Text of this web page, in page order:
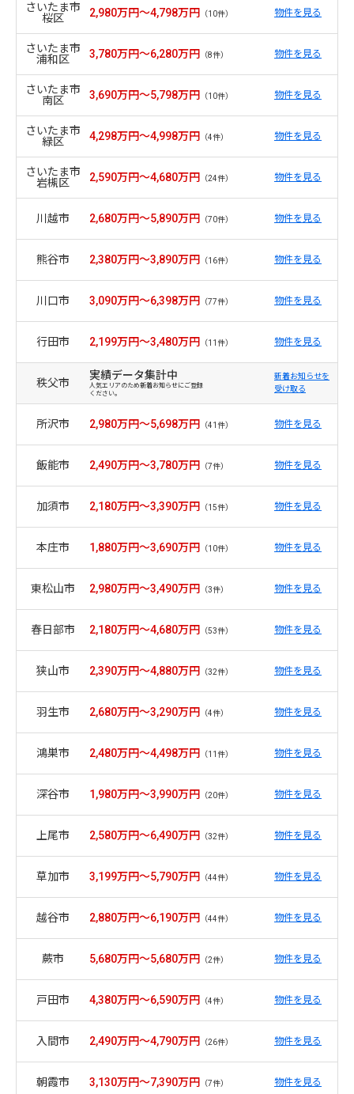
さいたま市
桜区
2,980万円～4,798万円 （10件） 物件を見る
さいたま市
浦和区
3,780万円～6,280万円 （8件） 物件を見る
さいたま市
南区
3,690万円～5,798万円 （10件） 物件を見る
さいたま市
緑区
4,298万円～4,998万円 （4件） 物件を見る
さいたま市
岩槻区
2,590万円～4,680万円 （24件） 物件を見る
川越市 2,680万円～5,890万円 （70件） 物件を見る
熊谷市 2,380万円～3,890万円 （16件） 物件を見る
川口市 3,090万円～6,398万円 （77件） 物件を見る
行田市 2,199万円～3,480万円 （11件） 物件を見る
秩父市
実績データ集計中
人気エリアのため新着お知らせにご登録
ください。
新着お知らせを
受け取る
所沢市 2,980万円～5,698万円 （41件） 物件を見る
飯能市 2,490万円～3,780万円 （7件） 物件を見る
加須市 2,180万円～3,390万円 （15件） 物件を見る
本庄市 1,880万円～3,690万円 （10件） 物件を見る
東松山市 2,980万円～3,490万円 （3件） 物件を見る
春日部市 2,180万円～4,680万円 （53件） 物件を見る
狭山市 2,390万円～4,880万円 （32件） 物件を見る
羽生市 2,680万円～3,290万円 （4件） 物件を見る
鴻巣市 2,480万円～4,498万円 （11件） 物件を見る
深谷市 1,980万円～3,990万円 （20件） 物件を見る
上尾市 2,580万円～6,490万円 （32件） 物件を見る
草加市 3,199万円～5,790万円 （44件） 物件を見る
越谷市 2,880万円～6,190万円 （44件） 物件を見る
蕨市 5,680万円～5,680万円 （2件） 物件を見る
戸田市 4,380万円～6,590万円 （4件） 物件を見る
入間市 2,490万円～4,790万円 （26件） 物件を見る
朝霞市 3,130万円～7,390万円 （7件） 物件を見る